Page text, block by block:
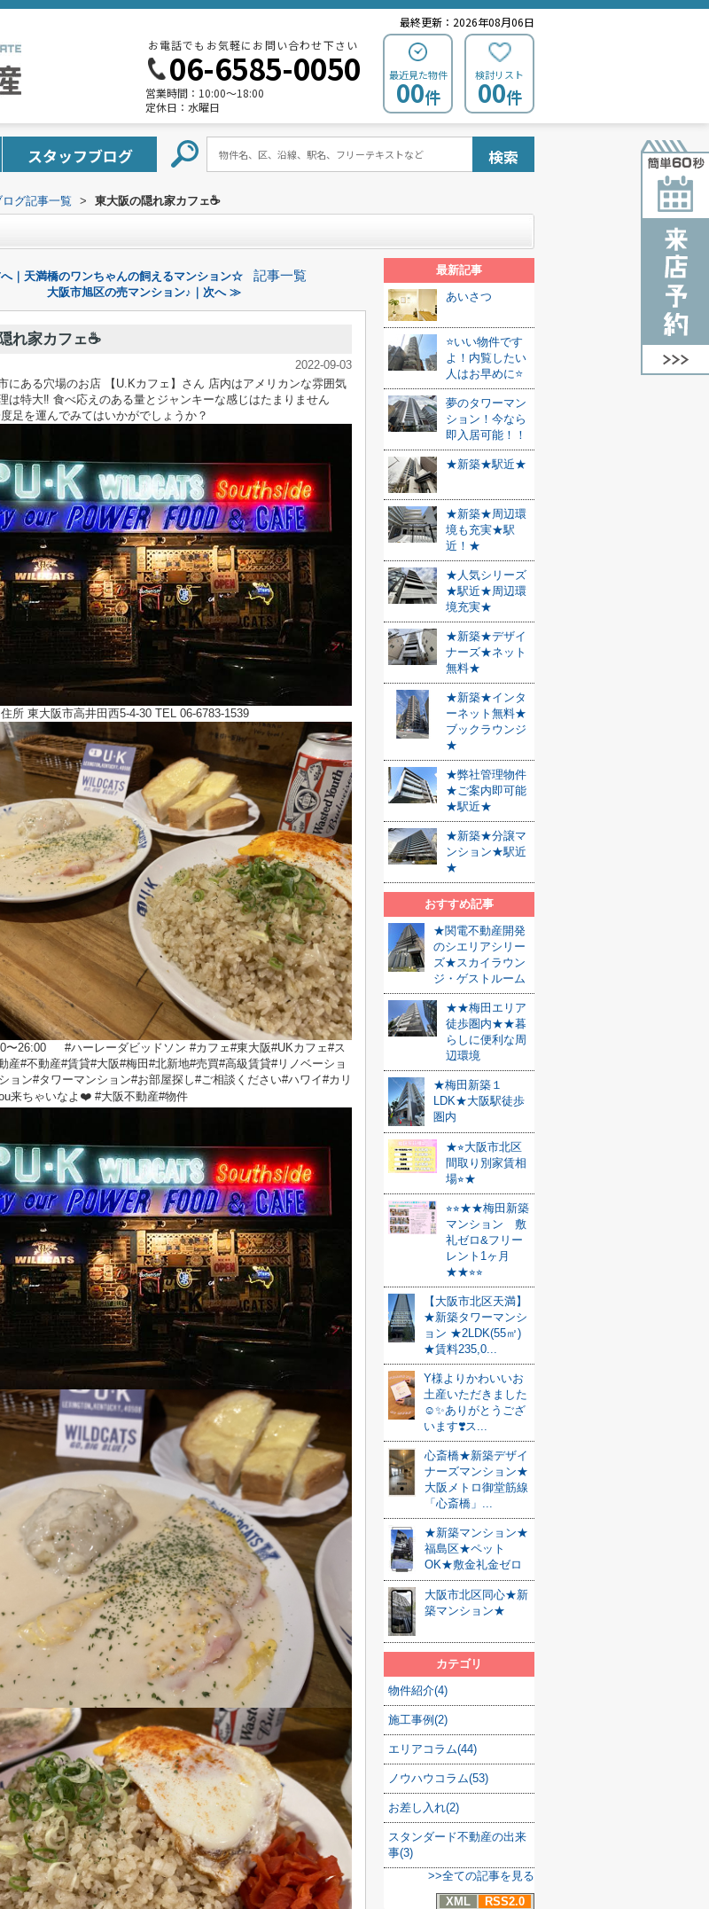
最終更新：2026年08月06日
お電話でもお気軽にお問い合わせ下さい
06-6585-0050
営業時間： 10:00～18:00
定休日： 水曜日
最近見た物件
00件
検討リスト
00件
スタッフブログ 検索
グ記事一覧 > 東大阪の隠れ家カフェ☕️
｜天満橋のワンちゃんの飼えるマンション☆ 記事一覧
大阪市旭区の売マンション♪｜次へ ≫
れ家カフェ☕️
2022-09-03
にある穴場のお店 【U.Kカフェ】さん 店内はアメリカンな雰囲気
は特大‼️ 食べ応えのある量とジャンキーな感じはたまりません
度足を運んでみてはいかがでしょうか？
住所 東大阪市高井田西5-4-30 TEL 06-6783-1539
〜26:00 #ハーレーダビッドソン #カフェ#東大阪#UKカフェ#ス
産#不動産#賃貸#大阪#梅田#北新地#売買#高級賃貸#リノベーショ
ョン#タワーマンション#お部屋探し#ご相談ください#ハワイ#カリ
来ちゃいなよ❤️ #大阪不動産#物件
最新記事
あいさつ
⭐いい物件です
よ！内覧したい
人はお早めに⭐
夢のタワーマン
ション！今なら
即入居可能！！
★新築★駅近★
★新築★周辺環
境も充実★駅
近！★
★人気シリーズ
★駅近★周辺環
境充実★
★新築★デザイ
ナーズ★ネット
無料★
★新築★インタ
ーネット無料★
ブックラウンジ
★
★弊社管理物件
★ご案内即可能
★駅近★
★新築★分譲マ
ンション★駅近
★
おすすめ記事
★関電不動産開発
のシエリアシリー
ズ★スカイラウン
ジ・ゲストルーム
★★梅田エリア
徒歩圏内★★暮
らしに便利な周
辺環境
★梅田新築１
LDK★大阪駅徒歩
圏内
★⭐︎大阪市北区
間取り別家賃相
場⭐︎★
⭐︎⭐︎★★梅田新築
マンション 敷
礼ゼロ&フリー
レント1ヶ月
★★⭐︎⭐︎
【大阪市北区天満】
★新築タワーマンシ
ョン ★2LDK(55㎡)
★賃料235,0...
Y様よりかわいいお
土産いただきました
☺️✨ありがとうござ
います❣️ス...
心斎橋★新築デザイ
ナーズマンション★
大阪メトロ御堂筋線
「心斎橋」...
★新築マンション★
福島区★ペット
OK★敷金礼金ゼロ
大阪市北区同心★新
築マンション★
カテゴリ
物件紹介(4)
施工事例(2)
エリアコラム(44)
ノウハウコラム(53)
お差し入れ(2)
スタンダード不動産の出来
事(3)
>>全ての記事を見る
XML
RSS2.0